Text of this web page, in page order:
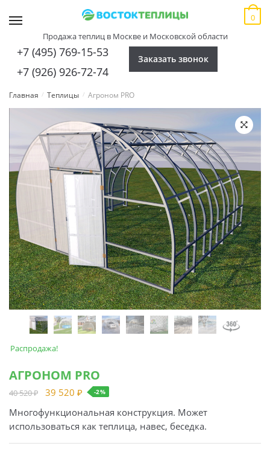
Продажа теплиц в Москве и Московской области
+7 (495) 769-15-53
+7 (926) 926-72-74
Заказать звонок
0
Главная / Теплицы / Агроном PRO
🔍
Распродажа!
АГРОНОМ PRO
40 520₽ 39 520 ₽ -2%
Многофункциональная конструкция. Может
использоваться как теплица, навес, беседка.